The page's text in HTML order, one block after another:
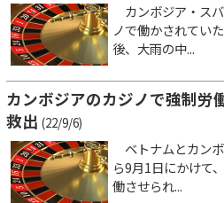
カンボジア・ス
ノで働かされてい
後、大雨の中...
カンボジアのカジノで強制労
救出 (22/9/6)
ベトナムとカン
ら9月1日にかけて
働させられ...